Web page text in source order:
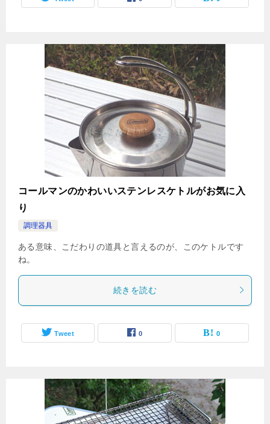
コールマンのかわいいステンレスケトルがお気に入
り
調理器具
ある意味、こだわりの道具と言えるのが、このケトルです
ね。
続きを読む
Tweet 0 0